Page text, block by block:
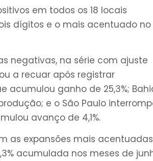
em todos os 18 locais
dígitos e o mais acentuado no
negativas, na série com ajuste
a recuar após registrar
acumulou ganho de 25,3%;
e o São Paulo
avanço de 4,1%.
as expansões mais acentuadas
acumulada nos meses de